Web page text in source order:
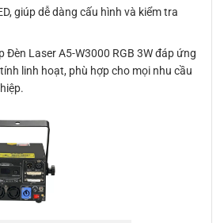
giúp dễ dàng cấu hình và kiểm tra
Đèn Laser A5-W3000 RGB 3W đáp ứng
linh hoạt, phù hợp cho mọi nhu cầu